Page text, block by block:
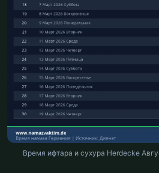
Время ифтара и сухура Herdecke